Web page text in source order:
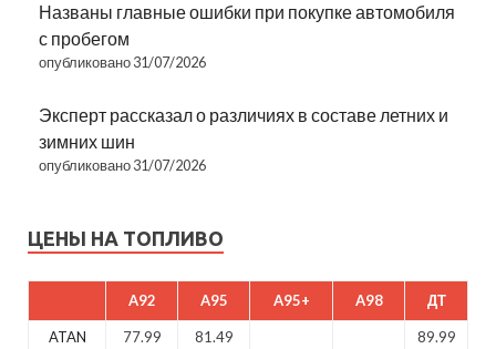
Названы главные ошибки при покупке автомобиля
с пробегом
опубликовано 31/07/2026
Эксперт рассказал о различиях в составе летних и
зимних шин
опубликовано 31/07/2026
ЦЕНЫ НА ТОПЛИВО
A92 A95 A95+ A98 ДТ
ATAN 77.99 81.49
89.99